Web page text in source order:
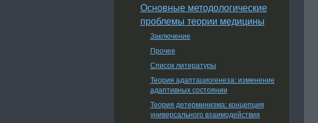
Основные методологические
проблемы теории медицины
Заключение
Прочее
Список литературы
Теория адаптациогенеза: изменение
адаптивных состоянии
Теория детерминизма: концепция
универсального взаимодействия